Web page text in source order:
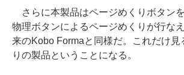
さらに本製品はページめくりボタンを
物理ボタンによるページめくりが行な
来のKobo Formaと同様だ。これだけ見
りの製品ということになる。